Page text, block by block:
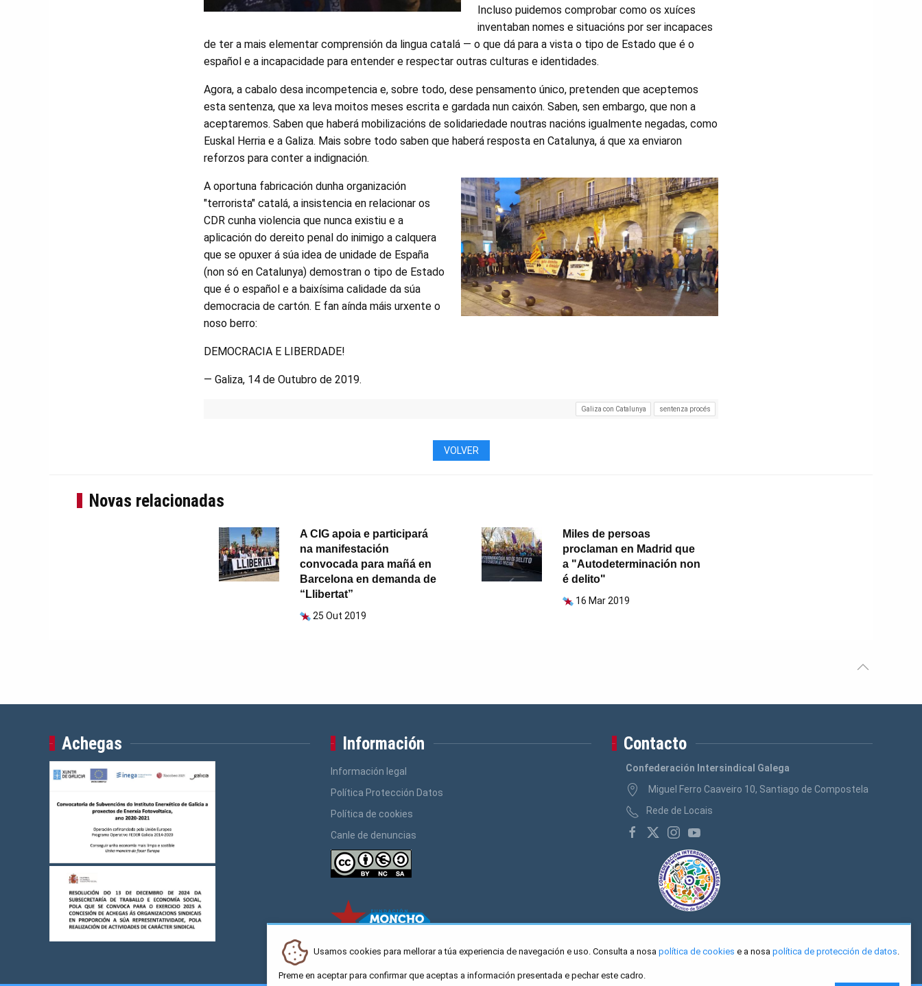
Incluso puidemos comprobar como os xuíces
inventaban nomes e situacións por ser incapaces
de ter a mais elementar comprensión da lingua catalá — o que dá para a vista o tipo de Estado que é o
español e a incapacidade para entender e respectar outras culturas e identidades.
Agora, a cabalo desa incompetencia e, sobre todo, dese pensamento único, pretenden que aceptemos
esta sentenza, que xa leva moitos meses escrita e gardada nun caixón. Saben, sen embargo, que non a
aceptaremos. Saben que haberá mobilizacións de solidariedade noutras nacións igualmente negadas, como
Euskal Herria e a Galiza. Mais sobre todo saben que haberá resposta en Catalunya, á que xa enviaron
reforzos para conter a indignación.
A oportuna fabricación dunha organización
"terrorista" catalá, a insistencia en relacionar os
CDR cunha violencia que nunca existiu e a
aplicación do dereito penal do inimigo a calquera
que se opuxer á súa idea de unidade de España
(non só en Catalunya) demostran o tipo de Estado
que é o español e a baixísima calidade da súa
democracia de cartón. E fan aínda máis urxente o
noso berro:
DEMOCRACIA E LIBERDADE!
— Galiza, 14 de Outubro de 2019.
Galiza con Catalunya sentenza procés
VOLVER
Novas relacionadas
A CIG apoia e participará
na manifestación
convocada para mañá en
Barcelona en demanda de
“Llibertat”
25 Out 2019
Miles de persoas
proclaman en Madrid que
a "Autodeterminación non
é delito"
16 Mar 2019
Achegas Información
Información legal
Política Protección Datos
Política de cookies
Canle de denuncias
Contacto
Confederación Intersindical Galega
Miguel Ferro Caaveiro 10, Santiago de Compostela
Rede de Locais
Usamos cookies para mellorar a túa experiencia de navegación e uso. Consulta a nosa política de cookies e a nosa política de protección de datos.
Preme en aceptar para confirmar que aceptas a información presentada e pechar este cadro.